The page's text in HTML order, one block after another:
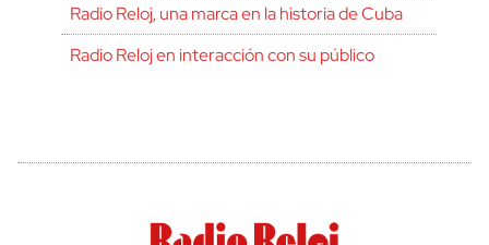
Radio Reloj, una marca en la historia de Cuba
Radio Reloj en interacción con su público